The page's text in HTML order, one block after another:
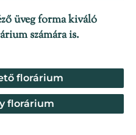
üveg forma kiváló
számára is.
florárium
florárium